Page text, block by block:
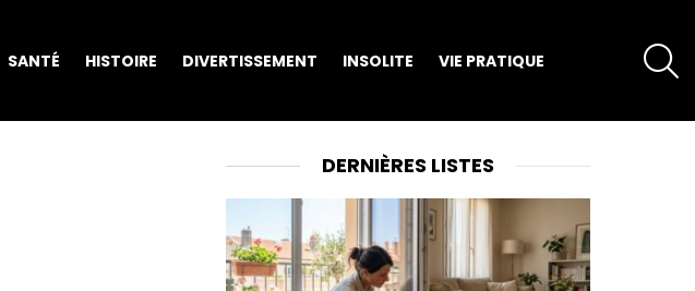
SANTÉ HISTOIRE DIVERTISSEMENT INSOLITE VIE PRATIQUE
DERNIÈRES LISTES